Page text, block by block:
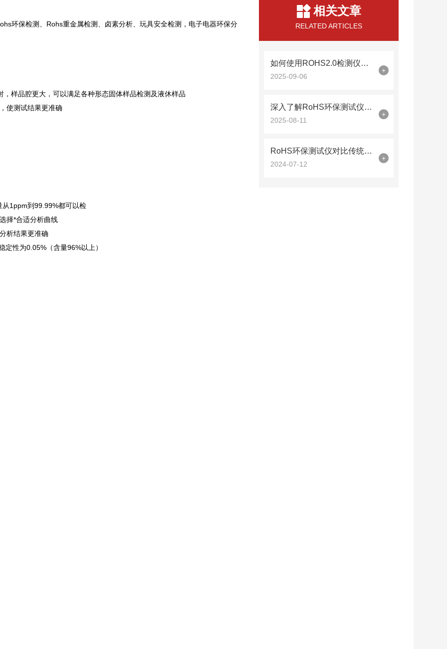
环保检测、Rohs重金属检测、卤素分析、玩具安全检测，电子电器环保分
样品腔更大，可以满足各种形态固体样品检测及液休样品
使测试结果更准确
1ppm到99.99%都可以检
择*合适分析曲线
析结果更准确
性为0.05%（含量96%以上）
相关文章
RELATED ARTICLES
如何使用ROHS2.0检测仪确保电子产品零部件无害化？
2025-09-06
+
深入了解RoHS环保测试仪的工作原理与功能
2025-08-11
+
RoHS环保测试仪对比传统检测方法的性能优势
2024-07-12
+